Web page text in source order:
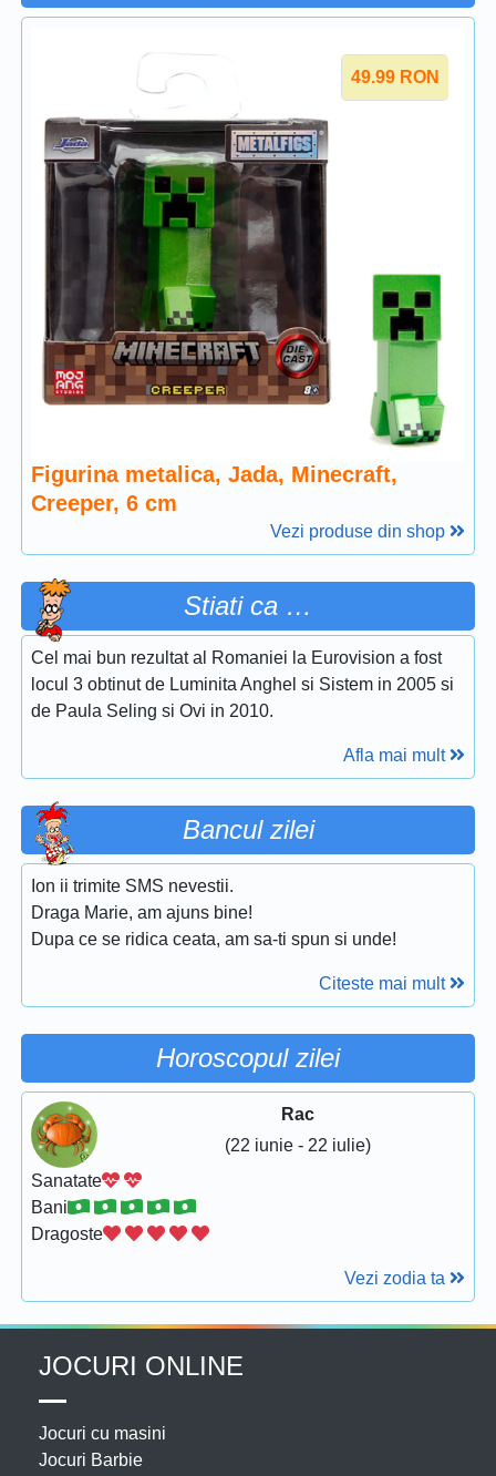
49.99 RON
Figurina metalica, Jada, Minecraft,
Creeper, 6 cm
Vezi produse din shop
Stiati ca …
Cel mai bun rezultat al Romaniei la Eurovision a fost
locul 3 obtinut de Luminita Anghel si Sistem in 2005 si
de Paula Seling si Ovi in 2010.
Afla mai mult
Bancul zilei
Ion ii trimite SMS nevestii.
Draga Marie, am ajuns bine!
Dupa ce se ridica ceata, am sa-ti spun si unde!
Citeste mai mult
Horoscopul zilei
Rac
(22 iunie - 22 iulie)
Sanatate
Bani
Dragoste
Vezi zodia ta
JOCURI ONLINE
Jocuri cu masini
Jocuri Barbie